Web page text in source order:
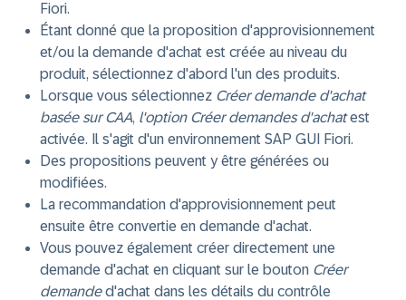
Fiori.
Étant donné que la proposition d'approvisionnement
et/ou la demande d'achat est créée au niveau du
produit, sélectionnez d'abord l'un des produits.
Lorsque vous sélectionnez Créer demande d'achat
basée sur CAA, l'option Créer demandes d'achatest
activée. Il s'agit d'un environnement SAP GUI Fiori.
Des propositions peuvent y être générées ou
modifiées.
La recommandation d'approvisionnement peut
ensuite être convertie en demande d'achat.
Vous pouvez également créer directement une
demande d'achat en cliquant sur le bouton Créer
demanded'achat dans les détails du contrôle